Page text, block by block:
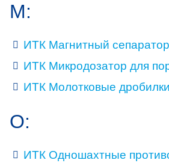
М:
ИТК Магнитный сепаратор
ИТК Микродозатор для
ИТК Молотковые
О:
ИТК Одношахтные